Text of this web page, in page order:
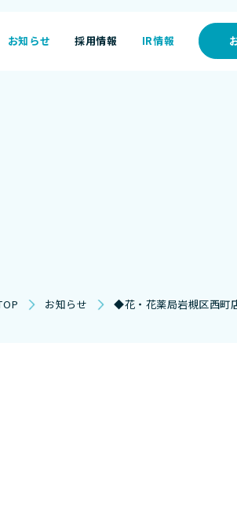
お知らせ
採用情報
IR情報
お知らせ ◆花・花薬局岩槻区西